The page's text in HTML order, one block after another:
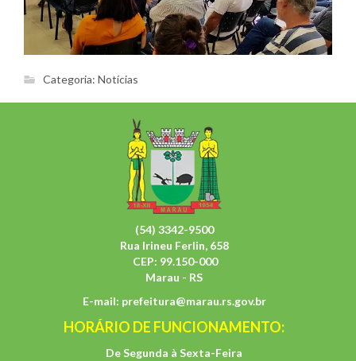
Categoria: Notícias
(54) 3342-9500
Rua Irineu Ferlin, 658
CEP: 99.150-000
Marau - RS
E-mail: prefeitura@marau.rs.gov.br
HORÁRIO DE FUNCIONAMENTO:
De Segunda à Sexta-Feira